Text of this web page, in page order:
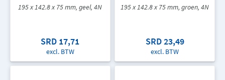
195 x 142.8 x 75 mm, geel, 4N
SRD 17,71
excl. BTW
195 x 142.8 x 75 mm, groen, 4N
SRD 23,49
excl. BTW